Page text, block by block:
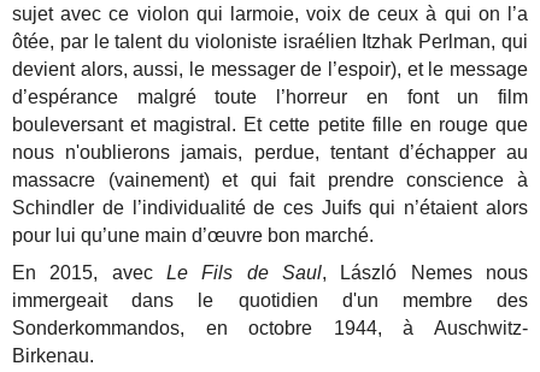
sujet avec ce violon qui larmoie, voix de ceux à qui on l’a
ôtée, par le talent du violoniste israélien Itzhak Perlman, qui
devient alors, aussi, le messager de l’espoir), et le message
d’espérance malgré toute l’horreur en font un film
bouleversant et magistral. Et cette petite fille en rouge que
nous n'oublierons jamais, perdue, tentant d’échapper au
massacre (vainement) et qui fait prendre conscience à
Schindler de l’individualité de ces Juifs qui n’étaient alors
pour lui qu’une main d’œuvre bon marché.
En 2015, avecLe Fils de Saul, László Nemes nous
immergeait dans le quotidien d'un membre des
Sonderkommandos, en octobre 1944, à Auschwitz-
Birkenau.